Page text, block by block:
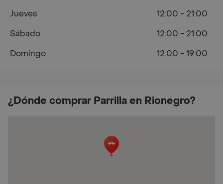
¿Dónde comprar Parrilla en Rionegro?
Jueves
12:00 - 21:00
Sábado
12:00 - 21:00
Domingo
12:00 - 19:00